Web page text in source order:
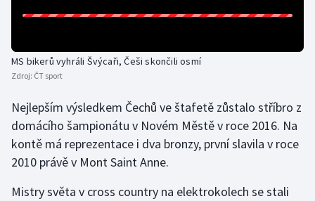
Plavání
Plážový volejbal
Rychlobruslení
Rychlostní kanoistika
Short track
MS bikerů vyhráli Švýcaři, Češi skončili osmí
Zdroj: ČT sport
Nejlepším výsledkem Čechů ve štafetě zůstalo stříbro z
domácího šampionátu v Novém Městě v roce 2016. Na
kontě má reprezentace i dva bronzy, první slavila v roce
2010 právě v Mont Saint Anne.
Mistry světa v cross country na elektrokolech se stali